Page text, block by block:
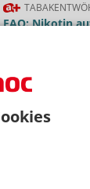
FAQ: Nikotin